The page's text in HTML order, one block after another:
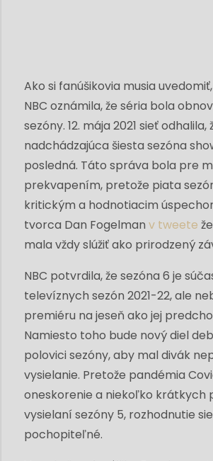
Ako si fanúšikovia musia uvedomiť,
NBC oznámila, že séria bola
sezóny. 12. mája 2021 sieť odhalila,
nadchádzajúca šiesta sezóna
posledná. Táto správa bola pre
prekvapením, pretože piata
kritickým a hodnotiacim
tvorca Dan Fogelman v tweete
mala vždy slúžiť ako prirodzený
NBC potvrdila, že sezóna 6 je
televíznych sezón 2021-22, ale
premiéru na jeseň ako jej
Namiesto toho bude nový diel
polovici sezóny, aby mal divák
vysielanie. Pretože pandémia
oneskorenie a niekoľko krátkych
vysielaní sezóny 5, rozhodnutie
pochopiteľné.